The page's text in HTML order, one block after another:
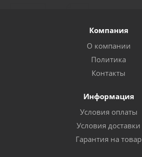
Компания
О компании
Политика
Контакты
Информация
Условия оплаты
Условия доставки
Гарантия на товар